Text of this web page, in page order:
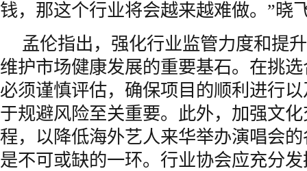
钱，那这个行业将会越来越难做。”晓
孟伦指出，强化行业监管力度和提
维护市场健康发展的重要基石。在挑
必须谨慎评估，确保项目的顺利进行
于规避风险至关重要。此外，加强文
程，以降低海外艺人来华举办演唱会
是不可或缺的一环。行业协会应充分